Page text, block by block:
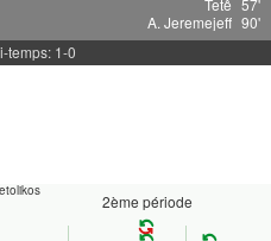
A. Jeremejeff 90'
temps: 1-0
2ème période